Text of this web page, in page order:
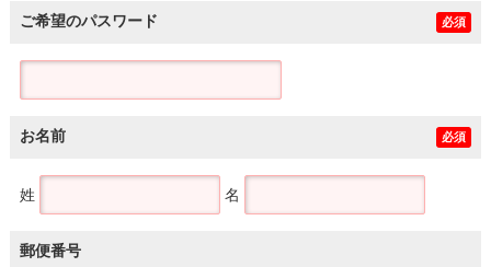
ご希望のパスワード 必須
お名前 必須
姓 名
郵便番号